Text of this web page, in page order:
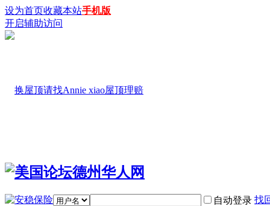
设为首页收藏本站手机版
开启辅助访问
自动登录 找